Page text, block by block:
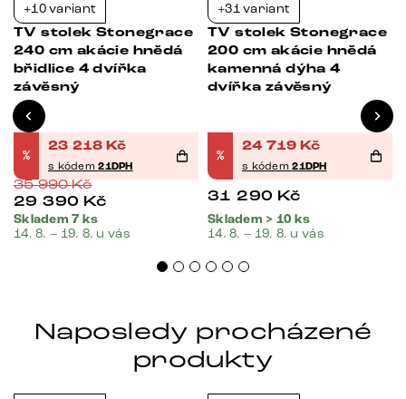
+10 variant
TV stolek Stonegrace
240 cm akácie hnědá
břidlice 4 dvířka
závěsný
%
23 218 Kč
s kódem21DPH
35 990Kč
29 390 Kč
Skladem 7 ks
14. 8. – 19. 8. u vás
+31 variant
TV stolek Stonegrace
200 cm akácie hnědá
kamenná dýha 4
dvířka závěsný
%
24 719 Kč
s kódem21DPH
31 290 Kč
Skladem > 10 ks
14. 8. – 19. 8. u vás
Naposledy procházené
produkty